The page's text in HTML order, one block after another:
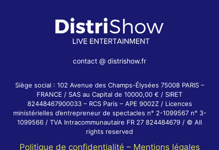
contact @ distrishow.fr
Siège social : 102 Avenue des Champs-Élysées 75008 PARIS –
FRANCE / SAS au Capital de 10000,00 € / SIRET
82448467900033 – RCS Paris – APE 9002Z / Licences
ministérielles d’entrepreneur de spectacles n° 2-1099567 n° 3-
1099566 / TVA Intracommunautaire FR 27 824484679 / © All
rights reserved
Politique de confidentialité – Mentions légales